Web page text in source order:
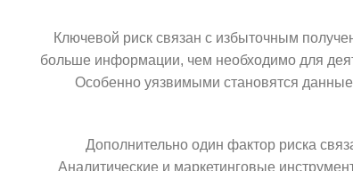
Ключевой риск связан с избыточным
больше информации, чем необходимо для
Особенно уязвимыми становятся
Дополнительно один фактор риска
Аналитические и маркетинговые